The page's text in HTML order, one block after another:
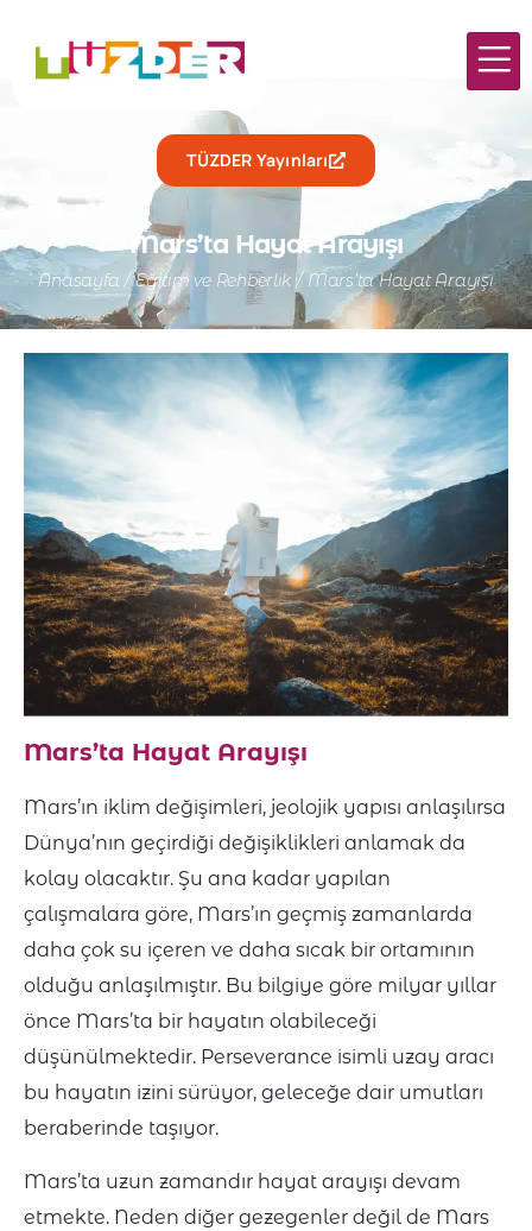
TÜZDER Yayınları
Mars’ta Hayat Arayışı
Anasayfa / Eğitim ve Rehberlik / Mars’ta Hayat Arayışı
Mars’ta Hayat Arayışı
Mars’ın iklim değişimleri, jeolojik yapısı anlaşılırsa
Dünya’nın geçirdiği değişiklikleri anlamak da
kolay olacaktır. Şu ana kadar yapılan
çalışmalara göre, Mars’ın geçmiş zamanlarda
daha çok su içeren ve daha sıcak bir ortamının
olduğu anlaşılmıştır. Bu bilgiye göre milyar yıllar
önce Mars’ta bir hayatın olabileceği
düşünülmektedir. Perseverance isimli uzay aracı
bu hayatın izini sürüyor, geleceğe dair umutları
beraberinde taşıyor.
Mars’ta uzun zamandır hayat arayışı devam
etmekte. Neden diğer gezegenler değil de Mars